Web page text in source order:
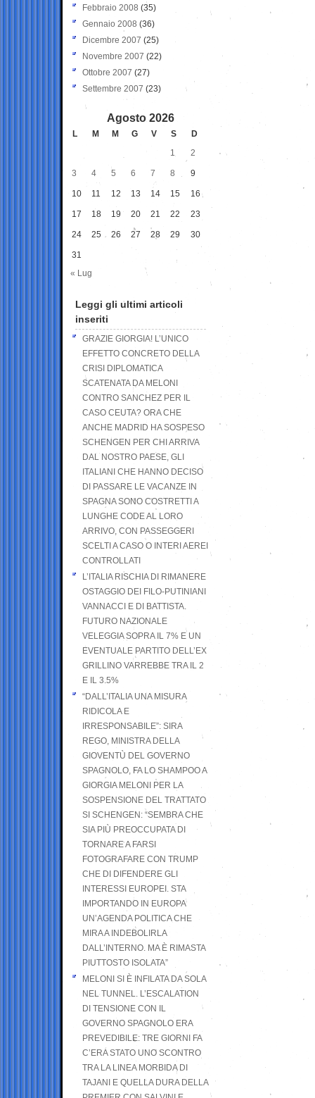
Febbraio 2008 (35)
Gennaio 2008 (36)
Dicembre 2007 (25)
Novembre 2007 (22)
Ottobre 2007 (27)
Settembre 2007 (23)
Agosto 2026
L M M G V S
D
1
2
3 4 5 6 7 8 9
10 11 12 13 14 15 16
17 18 19 20 21 22 23
24 25 26 27 28 29 30
31
« Lug
Leggi gli ultimi articoli
inseriti
GRAZIE GIORGIA! L’UNICO
EFFETTO CONCRETO DELLA
CRISI DIPLOMATICA
SCATENATA DA MELONI
CONTRO SANCHEZ PER IL
CASO CEUTA? ORA CHE
ANCHE MADRID HA SOSPESO
SCHENGEN PER CHI ARRIVA
DAL NOSTRO PAESE, GLI
ITALIANI CHE HANNO DECISO
DI PASSARE LE VACANZE IN
SPAGNA SONO COSTRETTI A
LUNGHE CODE AL LORO
ARRIVO, CON PASSEGGERI
SCELTI A CASO O INTERI AEREI
CONTROLLATI
L’ITALIA RISCHIA DI RIMANERE
OSTAGGIO DEI FILO-PUTINIANI
VANNACCI E DI BATTISTA.
FUTURO NAZIONALE
VELEGGIA SOPRA IL 7% E UN
EVENTUALE PARTITO DELL’EX
GRILLINO VARREBBE TRA IL 2
E IL 3.5%
“DALL’ITALIA UNA MISURA
RIDICOLA E
IRRESPONSABILE”: SIRA
REGO, MINISTRA DELLA
GIOVENTÙ DEL GOVERNO
SPAGNOLO, FA LO SHAMPOO A
GIORGIA MELONI PER LA
SOSPENSIONE DEL TRATTATO
SI SCHENGEN: “SEMBRA CHE
SIA PIÙ PREOCCUPATA DI
TORNARE A FARSI
FOTOGRAFARE CON TRUMP
CHE DI DIFENDERE GLI
INTERESSI EUROPEI. STA
IMPORTANDO IN EUROPA
UN’AGENDA POLITICA CHE
MIRA A INDEBOLIRLA
DALL’INTERNO. MA È RIMASTA
PIUTTOSTO ISOLATA”
MELONI SI È INFILATA DA SOLA
NEL TUNNEL. L’ESCALATION
DI TENSIONE CON IL
GOVERNO SPAGNOLO ERA
PREVEDIBILE: TRE GIORNI FA
C’ERA STATO UNO SCONTRO
TRA LA LINEA MORBIDA DI
TAJANI E QUELLA DURA DELLA